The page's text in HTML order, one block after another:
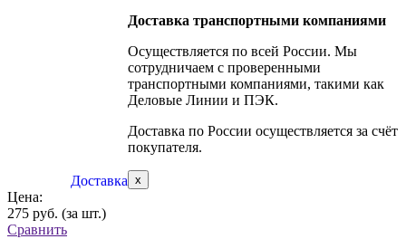
Доставка
Доставка транспортными компаниями
Осуществляется по всей России. Мы
сотрудничаем с проверенными
транспортными компаниями, такими как
Деловые Линии и ПЭК.
Доставка по России осуществляется за счёт
покупателя.
x
Цена:
275 руб. (за шт.)
Сравнить